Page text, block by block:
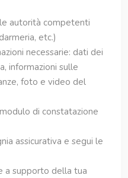
autorità competenti
etc.)
necessarie: dati dei
informazioni sulle
foto e video del
di constatazione
assicurativa e segui le
a supporto della tua